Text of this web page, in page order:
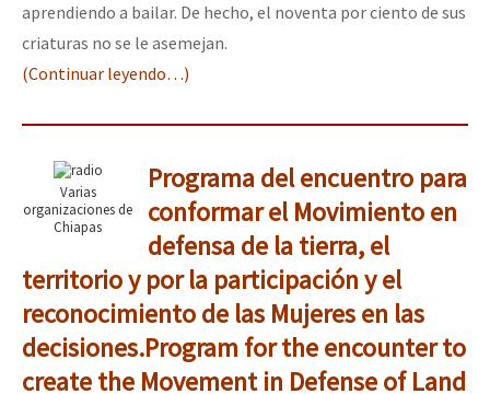
aprendiendo a bailar. De hecho, el noventa por ciento de sus
criaturas no se le asemejan.
(Continuar leyendo…)
Varias
organizaciones de
Chiapas
Programa del encuentro para
conformar el Movimiento en
defensa de la tierra, el
territorio y por la participación y el
reconocimiento de las Mujeres en las
decisiones.Program for the encounter to
create the Movement in Defense of Land